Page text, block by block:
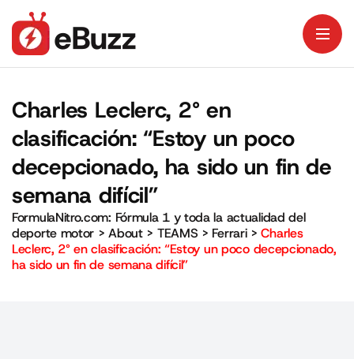
Charles Leclerc, 2° en
clasificación: “Estoy un poco
decepcionado, ha sido un fin de
semana difícil”
FormulaNitro.com: Fórmula 1 y toda la actualidad del
deporte motor >About> TEAMS > Ferrari>Charles
Leclerc, 2° en clasificación: “Estoy un poco decepcionado,
ha sido un fin de semana difícil”